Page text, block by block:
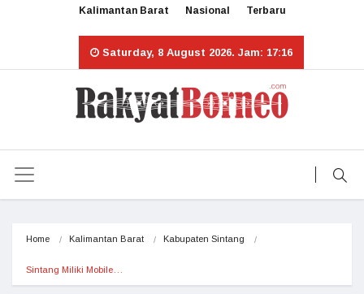
Kalimantan Barat Nasional Terbaru
Saturday, 8 August 2026. Jam: 17:16
Home Kalimantan Barat Kabupaten Sintang
Sintang Miliki Mobile…